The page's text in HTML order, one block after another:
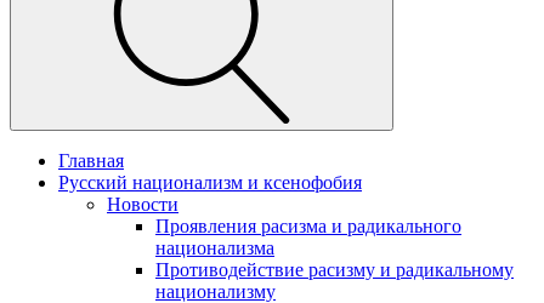
Главная
Русский национализм и ксенофобия
Новости
Проявления расизма и радикального
национализма
Противодействие расизму и радикальному
национализму